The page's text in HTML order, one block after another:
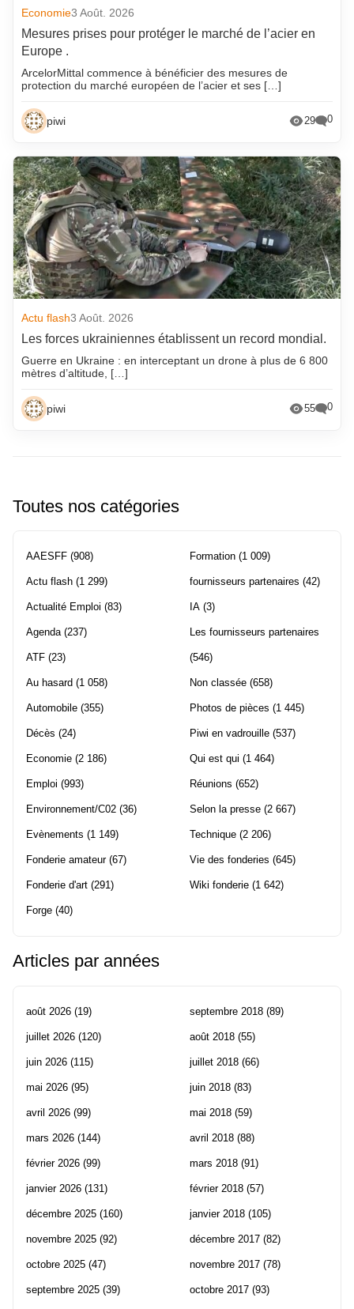
Economie3 Août. 2026
Mesures prises pour protéger le marché de l’acier en
Europe .
ArcelorMittal commence à bénéficier des mesures de
protection du marché européen de l’acier et ses […]
piwi 29 0
Actu flash3 Août. 2026
Les forces ukrainiennes établissent un record mondial.
Guerre en Ukraine : en interceptant un drone à plus de 6 800
mètres d’altitude, […]
piwi 55 0
Toutes nos catégories
AAESFF (908)
Actu flash (1 299)
Actualité Emploi (83)
Agenda(237)
ATF (23)
Au hasard (1 058)
Automobile (355)
Décès (24)
Economie (2 186)
Emploi (993)
Environnement/C02 (36)
Evènements (1 149)
Fonderie amateur(67)
Fonderie d'art (291)
Forge (40)
Formation (1 009)
fournisseurs partenaires (42)
IA (3)
Les fournisseurs partenaires
(546)
Non classée (658)
Photos de pièces (1 445)
Piwi en vadrouille (537)
Qui est qui (1 464)
Réunions (652)
Selon la presse (2 667)
Technique (2 206)
Vie des fonderies (645)
Wiki fonderie (1 642)
Articles par années
août 2026 (19)
juillet 2026 (120)
juin 2026 (115)
mai 2026 (95)
avril 2026 (99)
mars 2026 (144)
février 2026 (99)
janvier 2026 (131)
décembre 2025 (160)
novembre 2025 (92)
octobre 2025 (47)
septembre 2025 (39)
septembre 2018 (89)
août 2018 (55)
juillet 2018 (66)
juin 2018 (83)
mai 2018 (59)
avril 2018 (88)
mars 2018 (91)
février 2018 (57)
janvier 2018 (105)
décembre 2017 (82)
novembre 2017 (78)
octobre 2017 (93)